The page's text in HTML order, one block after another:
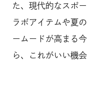
た、現代的なスポ
ラボアイテムや夏
ームードが高まる
ら、これがいい機会